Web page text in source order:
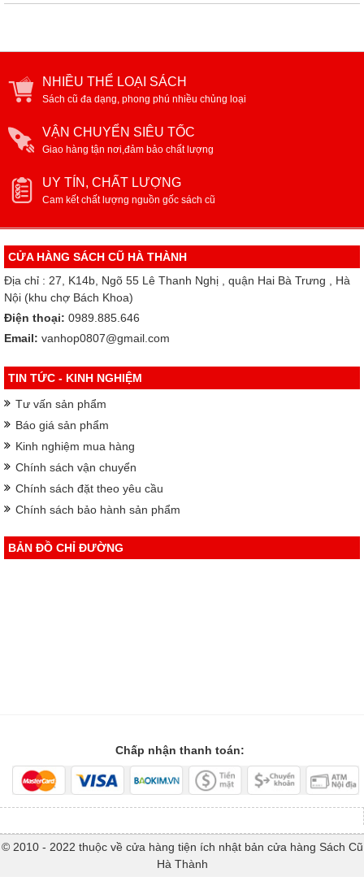
NHIỀU THỂ LOẠI SÁCH
Sách cũ đa dạng, phong phú nhiều chủng loại
VẬN CHUYỂN SIÊU TỐC
Giao hàng tận nơi,đảm bảo chất lượng
UY TÍN, CHẤT LƯỢNG
Cam kết chất lượng nguồn gốc sách cũ
CỬA HÀNG SÁCH CŨ HÀ THÀNH
Địa chỉ : 27, K14b, Ngõ 55 Lê Thanh Nghị , quận Hai Bà Trưng , Hà
Nội (khu chợ Bách Khoa)
Điện thoại: 0989.885.646
Email: vanhop0807@gmail.com
TIN TỨC - KINH NGHIỆM
Tư vấn sản phẩm
Báo giá sản phẩm
Kinh nghiệm mua hàng
Chính sách vận chuyển
Chính sách đặt theo yêu cầu
Chính sách bảo hành sản phẩm
BẢN ĐỒ CHỈ ĐƯỜNG
Chấp nhận thanh toán:
© 2010 - 2022 thuộc về cửa hàng tiện ích nhật bản cửa hàng Sách Cũ
Hà Thành